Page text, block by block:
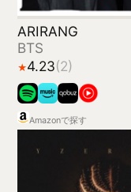
Rich or Die 3
YZERR
Amazonで探す